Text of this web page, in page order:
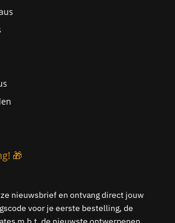
🎁
nieuwsbrief en ontvang direct jouw
voor je eerste bestelling, de